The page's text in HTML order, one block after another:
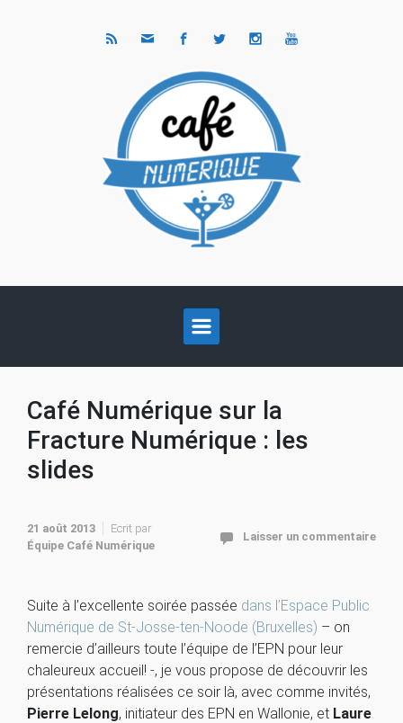
Café Numérique sur la
Fracture Numérique : les
slides
21 août 2013
Ecrit par
Équipe Café Numérique
Laisser un commentaire
Suite à l’excellente soirée passée dans l’Espace Public
Numérique de St-Josse-ten-Noode (Bruxelles) – on
remercie d’ailleurs toute l’équipe de l’EPN pour leur
chaleureux accueil! -, je vous propose de découvrir les
présentations réalisées ce soir là, avec comme invités,
Pierre Lelong, initiateur des EPN en Wallonie, et Laure